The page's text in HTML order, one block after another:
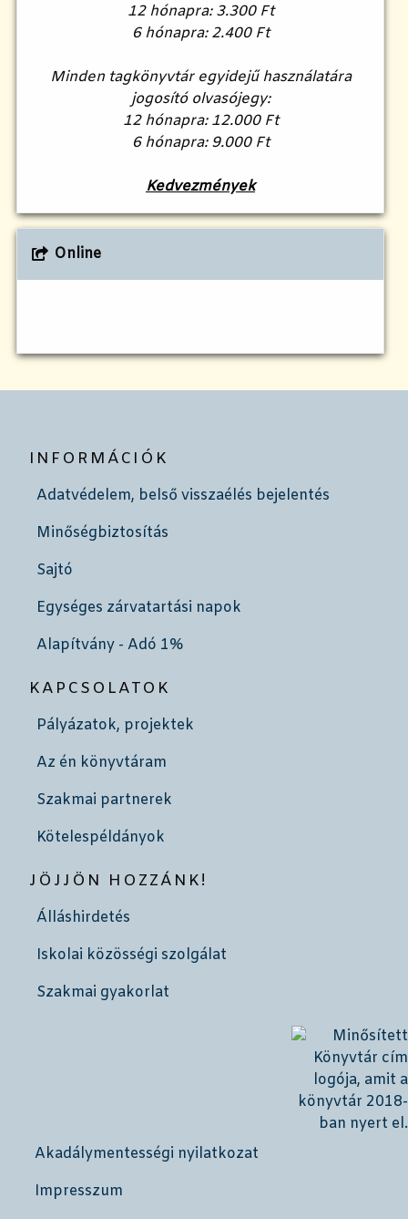
12 hónapra: 3.300 Ft
6 hónapra: 2.400 Ft
Minden tagkönyvtár egyidejű használatára
jogosító olvasójegy:
12 hónapra: 12.000 Ft
6 hónapra: 9.000 Ft
Kedvezmények
Online
INFORMÁCIÓK
Adatvédelem, belső visszaélés bejelentés
Minőségbiztosítás
Sajtó
Egységes zárvatartási napok
Alapítvány - Adó 1%
KAPCSOLATOK
Pályázatok, projektek
Az én könyvtáram
Szakmai partnerek
Kötelespéldányok
JÖJJÖN HOZZÁNK!
Álláshirdetés
Iskolai közösségi szolgálat
Szakmai gyakorlat
Akadálymentességi nyilatkozat
Impresszum